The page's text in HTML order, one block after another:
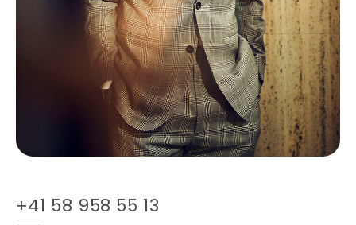
+41 58 958 55 13